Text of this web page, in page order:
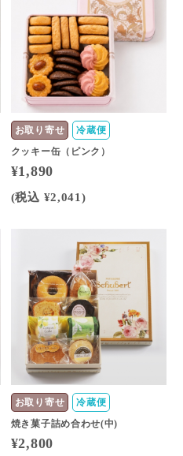
お取り寄せ
冷蔵便
クッキー缶（ピンク）
¥1,890
(税込 ¥2,041)
お取り寄せ
冷蔵便
焼き菓子詰め合わせ(中)
¥2,800